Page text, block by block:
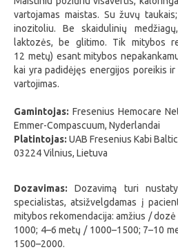
vartojamas maistas. Su žuvų
inozitoliu. Be skaidulinių
laktozės, be glitimo. Tik mitybos
12 metų) esant mitybos
kai yra padidėjęs energijos poreikis ir
vartojimas.
Gamintojas: Fresenius Hemocare
Emmer-Compascuum, Nyderlandai
Platintojas: UAB Fresenius Kabi
03224 Vilnius, Lietuva
Dozavimas:Dozavimą turi
specialistas, atsižvelgdamas į
mitybos rekomendacija: amžius /
1000; 4–6 metų / 1000–1500; 7–10
1500–2000.